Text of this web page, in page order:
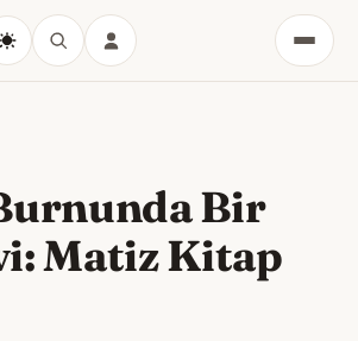
Menü
Bir
Matiz Kitap